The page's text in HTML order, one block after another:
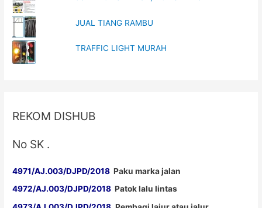
JUAL TIANG RAMBU
TRAFFIC LIGHT MURAH
REKOM DISHUB
No SK .
4971/AJ.003/DJPD/2018 Paku marka jalan
4972/AJ.003/DJPD/2018 Patok lalu lintas